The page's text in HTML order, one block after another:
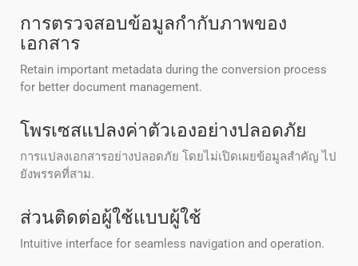
การตรวจสอบข้อมูลกํากับภาพของ
เอกสาร
Retain important metadata during the conversion process
for better document management.
โพรเซสแปลงค่าตัวเองอย่างปลอดภัย
การแปลงเอกสารอย่างปลอดภัย โดยไม่เปิดเผยข้อมูลสําคัญ ไป
ยังพรรคที่สาม.
ส่วนติดต่อผู้ใช้แบบผู้ใช้
Intuitive interface for seamless navigation and operation.